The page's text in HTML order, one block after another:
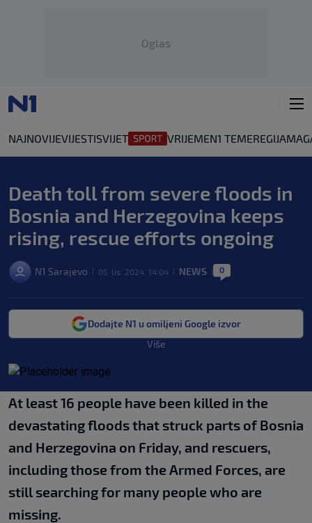
Oglas
NAJNOVIJEVIJESTISVIJET VRIJEMEN1 TEMEREGIJA
Death toll from severe floods in
Bosnia and Herzegovina keeps
rising, rescue efforts ongoing
N1 Sarajevo 05. lis. 2024. 14:04 NEWS 0
Dodajte N1 u omiljeni Google izvor
Više
At least 16 people have been killed in the
devastating floods that struck parts of Bosnia
and Herzegovina on Friday, and rescuers,
including those from the Armed Forces, are
still searching for many people who are
missing.